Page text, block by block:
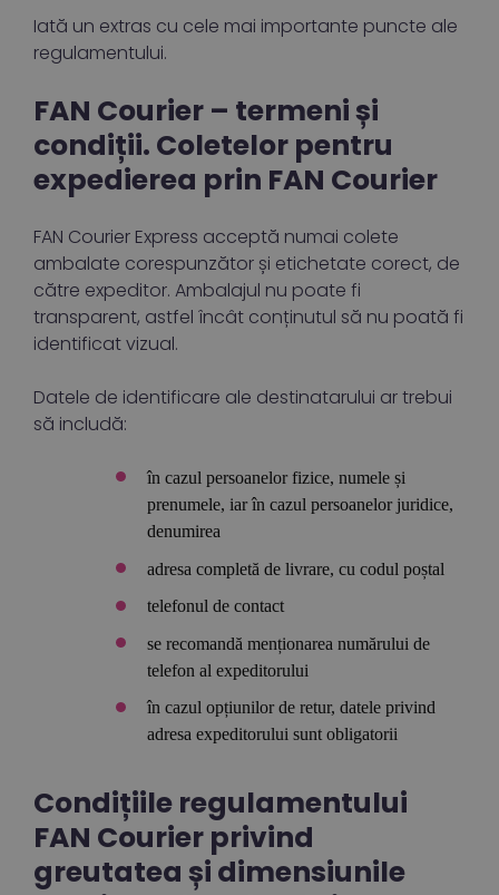
Iată un extras cu cele mai importante puncte ale
regulamentului.
FAN Courier – termeni și
condiții. Coletelor pentru
expedierea prin FAN Courier
FAN Courier Express acceptă numai colete
ambalate corespunzător și etichetate corect, de
către expeditor. Ambalajul nu poate fi
transparent, astfel încât conținutul să nu poată fi
identificat vizual.
Datele de identificare ale destinatarului ar trebui
să includă:
în cazul persoanelor fizice, numele și
prenumele, iar în cazul persoanelor juridice,
denumirea
adresa completă de livrare, cu codul poștal
telefonul de contact
se recomandă menționarea numărului de
telefon al expeditorului
în cazul opțiunilor de retur, datele privind
adresa expeditorului sunt obligatorii
Condițiile regulamentului
FAN Courier privind
greutatea și dimensiunile